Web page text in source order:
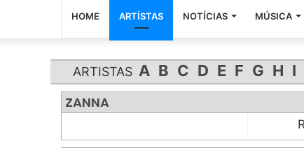
HOME ARTÍSTAS NOTÍCIAS MÚSICA
ARTISTAS A B C D E F G H I
ZANNA